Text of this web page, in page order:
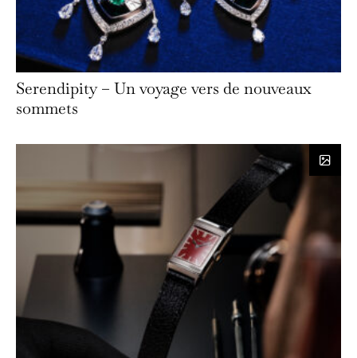
Serendipity – Un voyage vers de nouveaux
sommets